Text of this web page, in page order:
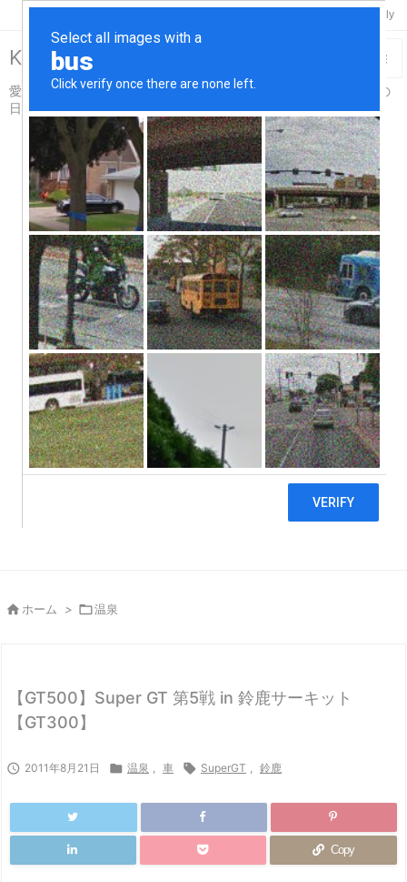
Keisuke-Remix>R18
愛車スカイライン＆コペンと温泉と酒と烏賊釣り触手吸盤プレイの
日々…for Adults仕様


メニュ

サイド

前へ

次へ

検索
Feedly
 ホーム > 温泉
【GT500】Super GT 第5戦 in 鈴鹿サーキット
【GT300】
 2011年8月21日  温泉 , 車  SuperGT , 鈴鹿
Copy